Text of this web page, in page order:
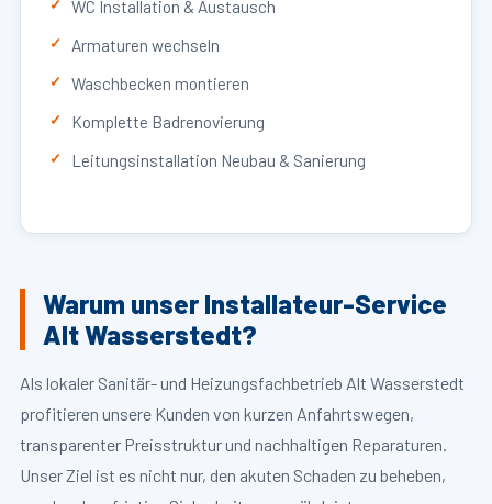
WC Installation & Austausch
Armaturen wechseln
Waschbecken montieren
Komplette Badrenovierung
Leitungsinstallation Neubau & Sanierung
Warum unser Installateur-Service
Alt Wasserstedt?
Als lokaler Sanitär- und Heizungsfachbetrieb Alt Wasserstedt
profitieren unsere Kunden von kurzen Anfahrtswegen,
transparenter Preisstruktur und nachhaltigen Reparaturen.
Unser Ziel ist es nicht nur, den akuten Schaden zu beheben,